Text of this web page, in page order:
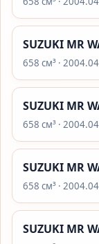
SUZUKI MR
658 см³ · 2004.04
SUZUKI MR
658 см³ · 2004.04
SUZUKI MR
658 см³ · 2004.04
SUZUKI MR